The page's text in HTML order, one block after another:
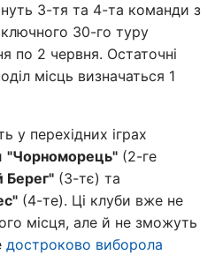
3-тя та 4-та команди з
30-го туру
по 2 червня. Остаточні
місць визначаться 1
у перехідних іграх
"Чорноморець" (2-ге
Берег" (3-тє) та
(4-те). Ці клуби вже не
місця, але й не зможуть
достроково виборола